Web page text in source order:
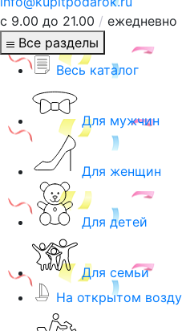
с 9.00 до 21.00 / ежедневно
Все разделы
Весь каталог
Для мужчин
Для женщин
Для детей
Для семьи
На открытом